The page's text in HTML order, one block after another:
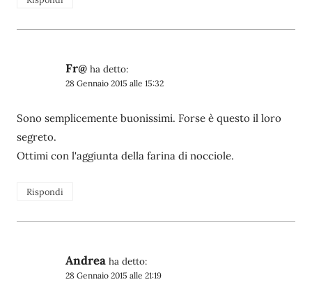
Fr@ ha detto:
28 Gennaio 2015 alle 15:32
Sono semplicemente buonissimi. Forse è questo il loro
segreto.
Ottimi con l'aggiunta della farina di nocciole.
Rispondi
Andrea ha detto:
28 Gennaio 2015 alle 21:19